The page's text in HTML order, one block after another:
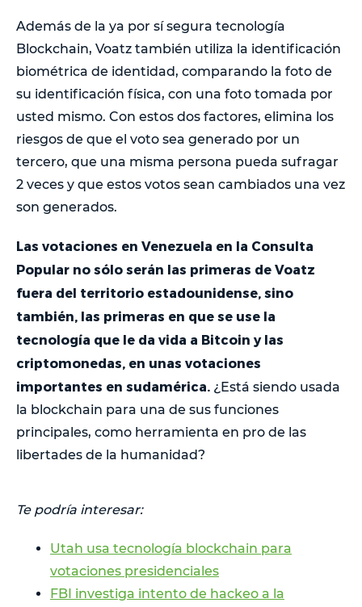
Además de la ya por sí segura tecnología
Blockchain, Voatz también utiliza la identificación
biométrica de identidad, comparando la foto de
su identificación física, con una foto tomada por
usted mismo. Con estos dos factores, elimina los
riesgos de que el voto sea generado por un
tercero, que una misma persona pueda sufragar
2 veces y que estos votos sean cambiados una vez
son generados.
Las votaciones en Venezuela en la Consulta
Popular no sólo serán las primeras de Voatz
fuera del territorio estadounidense, sino
también, las primeras en que se use la
tecnología que le da vida a Bitcoin y las
criptomonedas, en unas votaciones
importantes en sudamérica. ¿Está siendo usada
la blockchain para una de sus funciones
principales, como herramienta en pro de las
libertades de la humanidad?
Te podría interesar:
Utah usa tecnología blockchain para
votaciones presidenciales
FBI investiga intento de hackeo a la